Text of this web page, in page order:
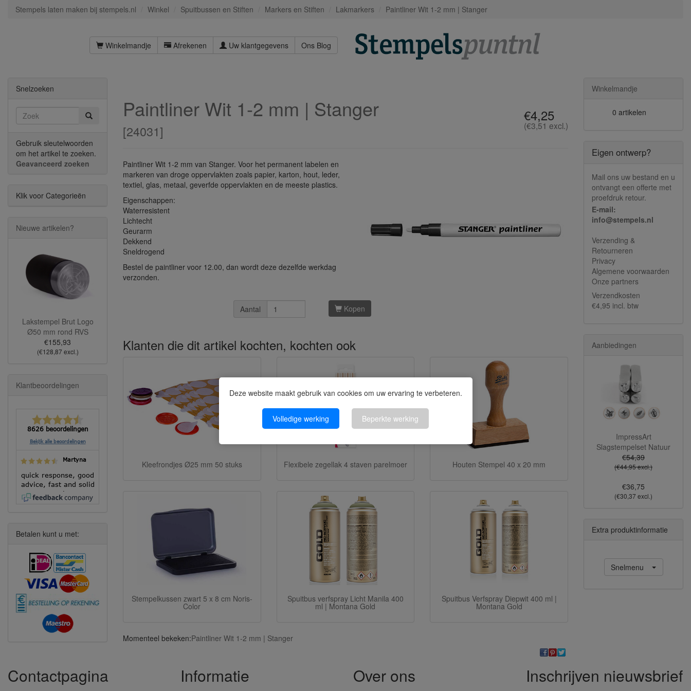
Deze website maakt gebruik van cookies om uw ervaring te verbeteren.
Volledige werking Beperkte werking
Stempels laten maken bij stempels.nl Winkel Spuitbussen en Stiften Markers en Stiften Lakmarkers Paintliner Wit 1-2 mm | Stanger
Winkelmandje Afrekenen Uw klantgegevens Ons Blog
€4,25
(€3,51 excl.)
Paintliner Wit 1-2 mm | Stanger
[24031]
Paintliner Wit 1-2 mm van Stanger. Voor het permanent labelen en
markeren van droge oppervlakten zoals papier, karton, hout, leder,
textiel, glas, metaal, geverfde oppervlakten en de meeste plastics.
Eigenschappen:
Waterresistent
Lichtecht
Geurarm
Dekkend
Sneldrogend
Bestel de paintliner voor 12.00, dan wordt deze dezelfde werkdag
verzonden.
Aantal Kopen
Klanten die dit artikel kochten, kochten ook
Kleefrondjes Ø25 mm 50 stuks Flexibele zegellak 4 staven parelmoer Houten Stempel 40 x 20 mm
Stempelkussen zwart 5 x 8 cm Noris-
Color
Spuitbus verfspray Licht Manila 400
ml | Montana Gold
Spuitbus Verfspray Diepwit 400 ml |
Montana Gold
Momenteel bekeken:Paintliner Wit 1-2 mm | Stanger
Snelzoeken
Gebruik sleutelwoorden
om het artikel te zoeken.
Geavanceerd zoeken
Klik voor Categorieën
Nieuwe artikelen?
Lakstempel Brut Logo
Ø50 mm rond RVS
€155,93
(€128,87 excl.)
Klantbeoordelingen
8626 beoordelingen
Bekijk alle beoordelingen
Martyna
quick response, good
advice, fast and solid
execution!
Betalen kunt u met:
Winkelmandje
0 artikelen
Eigen ontwerp?
Mail ons uw bestand en u
ontvangt een offerte met
proefdruk retour.
E-mail:
info@stempels.nl
Verzending &
Retourneren
Privacy
Algemene voorwaarden
Onze partners
Verzendkosten
€4,95 incl. btw
Aanbiedingen
ImpressArt
Slagstempelset Natuur
€54,39
(€44,95 excl.)
€36,75
(€30,37 excl.)
Extra produktinformatie
Snelmenu
Contactpagina Informatie Over ons Inschrijven nieuwsbrief